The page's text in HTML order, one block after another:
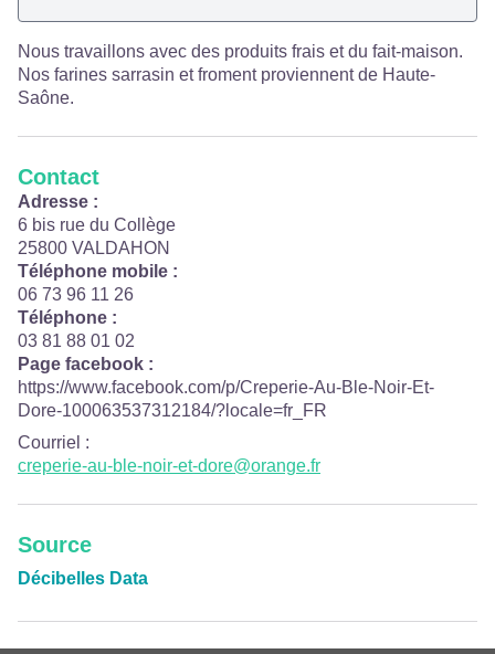
Nous travaillons avec des produits frais et du fait-maison.
Nos farines sarrasin et froment proviennent de Haute-
Saône.
Contact
Adresse :
6 bis rue du Collège
25800 VALDAHON
Téléphone mobile :
06 73 96 11 26
Téléphone :
03 81 88 01 02
Page facebook :
https://www.facebook.com/p/Creperie-Au-Ble-Noir-Et-
Dore-100063537312184/?locale=fr_FR
Courriel :
creperie-au-ble-noir-et-dore@orange.fr
Source
Décibelles Data